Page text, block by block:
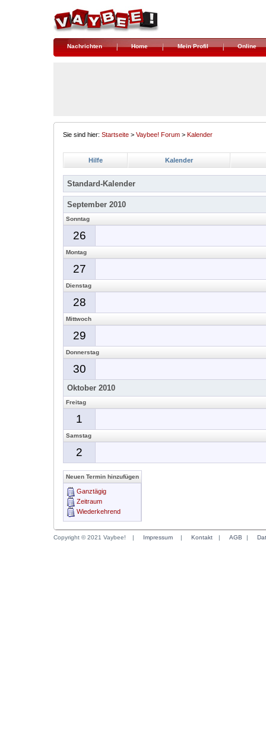
Nachrichten Home Mein Profil Online
Sie sind hier: Startseite > Vaybee! Forum > Kalender
Hilfe Kalender
Standard-Kalender
September 2010
Sonntag
26
Montag
27
Dienstag
28
Mittwoch
29
Donnerstag
30
Oktober 2010
Freitag
1
Samstag
2
Neuen Termin hinzufügen
Ganztägig
Zeitraum
Wiederkehrend
Copyright © 2021 Vaybee! | Impressum | Kontakt | AGB |